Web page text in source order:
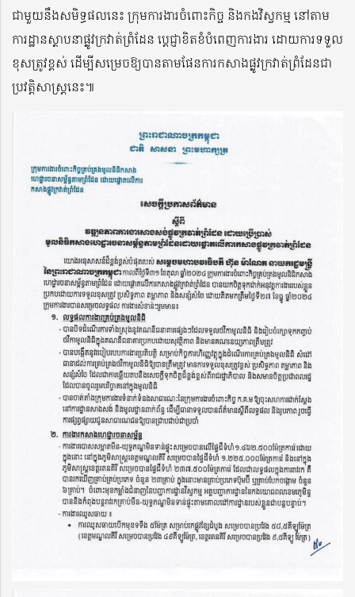
ជាមួយនឹងសមិទ្ធផលនេះ ក្រុមការងារចំពោះកិច្ច និងកងវិស្វកម្ម នៅតាម
ការដ្ឋានស្ថាបនាផ្លូវក្រវាត់ព្រំដែន ប្តេជ្ញាខិតខំបំពេញការងារ ដោយការទទួល
ខុសត្រូវខ្ពស់ ដើម្បីសម្រេចឱ្យបានតាមផែនការកសាងផ្លូវក្រវាត់ព្រំដែនជា
ប្រវត្តិសាស្ត្រនេះ៕